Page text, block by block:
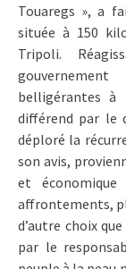
Touaregs », a
située à 150
Tripoli.
belligérantes
différend par le
déploré la
son avis,
et
affrontements,
d’autre choix
par le